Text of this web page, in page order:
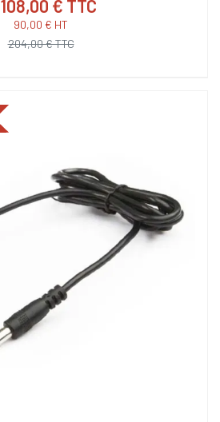
108,00 € TTC
90,00 € HT
204,00 € TTC